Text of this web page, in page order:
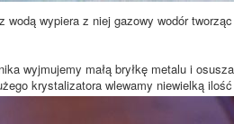
wypiera z niej gazowy wodór
wyjmujemy małą bryłkę metalu i
krystalizatora wlewamy niewielką